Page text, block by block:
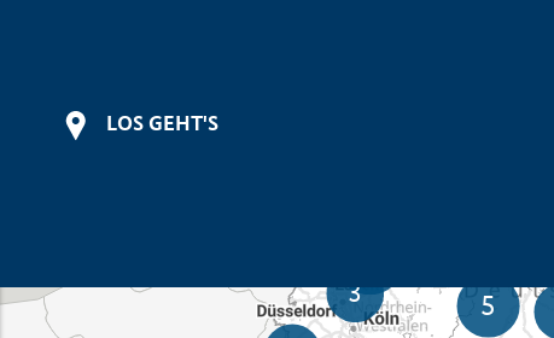
LOS GEHT'S